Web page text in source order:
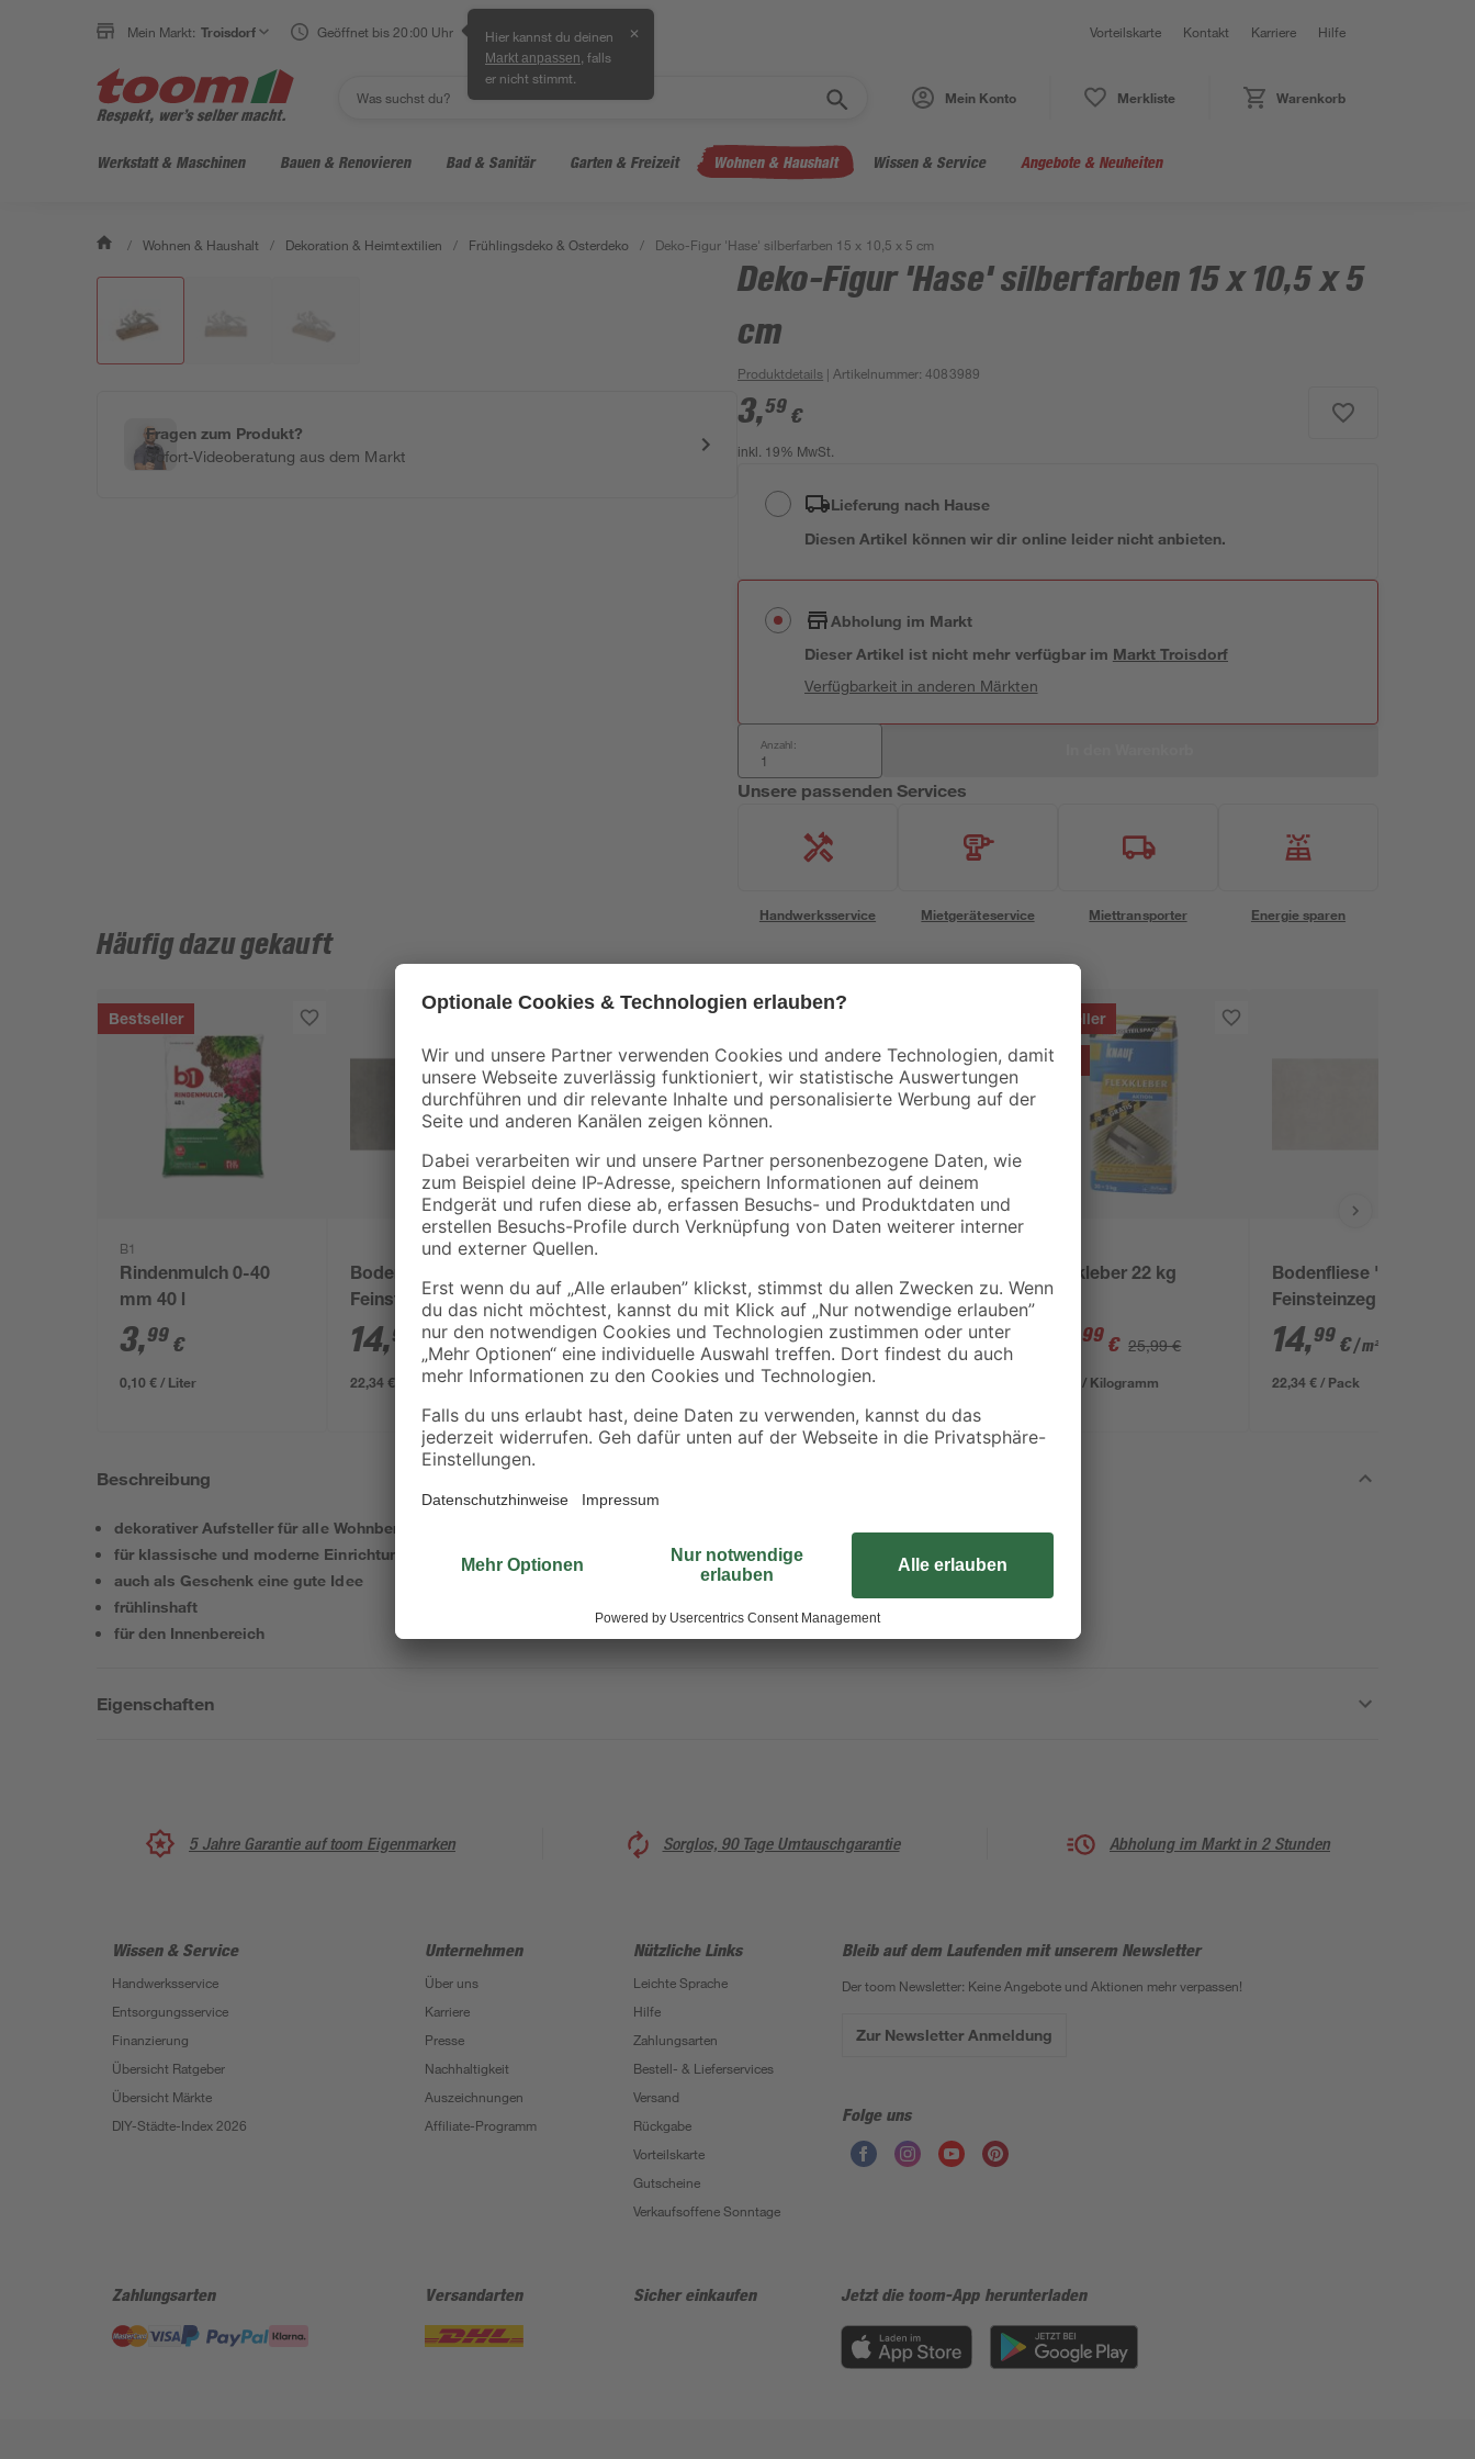
Mein Markt: Troisdorf Geöffnet bis 20:00 Uhr Hier kannst du deinen
Markt anpassen , falls
er nicht stimmt.
✕ Vorteilskarte Kontakt Karriere Hilfe
Mein Konto Merkliste Warenkorb
Werkstatt & Maschinen Bauen & Renovieren Bad & Sanitär Garten & Freizeit Wohnen & Haushalt Wissen & Service Angebote & Neuheiten
/ Wohnen & Haushalt / Dekoration & Heimtextilien / Frühlingsdeko & Osterdeko / Deko-Figur 'Hase' silberfarben 15 x 10,5 x 5 cm
Fragen zum Produkt?
Sofort-Videoberatung aus dem Markt
Deko-Figur 'Hase' silberfarben 15 x 10,5 x 5
cm
Produktdetails | Artikelnummer:4083989
3,59 €
inkl. 19% MwSt.
Lieferung nach Hause
Diesen Artikel können wir dir online leider nicht anbieten.
Abholung im Markt
Dieser Artikel ist nicht mehr verfügbar im Markt Troisdorf
Verfügbarkeit in anderen Märkten
Anzahl:
Unsere passenden Services
Handwerksservice Mietgeräteservice Miettransporter Energie sparen
Häufig dazu gekauft
Bestseller
B1
Rindenmulch 0-40
mm 40 l
3,99 €
0,10 € / Liter
Bodenfliese 'Trend'
Feinsteinzeug
anthrazit 30,5 x 61 cm
14,99 €/ m²
22,34 € / Pack
Aktion
toom
mm 25 kg
2,99 € 3,29 €
0,12 € / Kilogramm
anthrazit 30,5 x 61 cm
16,99 €/ m²
25,32 € / Pack
Bestseller
- 23 %
Flexkleber 22 kg
,99 € 25,99 €
0,91 € / Kilogramm
Bodenfliese 'Trend'
Feinsteinzeg grau
30,5 x 61 cm
14,99 €/ m²
22,34 € / Pack
Beschreibung
dekorativer Aufsteller für alle Wohnbereiche
für klassische und moderne Einrichtungen
auch als Geschenk eine gute Idee
frühlinshaft
für den Innenbereich
Eigenschaften
5 Jahre Garantie auf toom Eigenmarken Sorglos, 90 Tage Umtauschgarantie Abholung im Markt in 2 Stunden
Wissen & Service
Handwerksservice
Entsorgungsservice
Finanzierung
Übersicht Ratgeber
Übersicht Märkte
DIY-Städte-Index 2026
Unternehmen
Über uns
Karriere
Presse
Nachhaltigkeit
Auszeichnungen
Affiliate-Programm
Nützliche Links
Leichte Sprache
Hilfe
Zahlungsarten
Bestell- & Lieferservices
Versand
Rückgabe
Vorteilskarte
Gutscheine
Verkaufsoffene Sonntage
Bleib auf dem Laufenden mit unserem Newsletter
Der toom Newsletter: Keine Angebote und Aktionen mehr verpassen!
Zur Newsletter Anmeldung
Folge uns
Zahlungsarten Versandarten Sicher einkaufen Jetzt die toom-App herunterladen